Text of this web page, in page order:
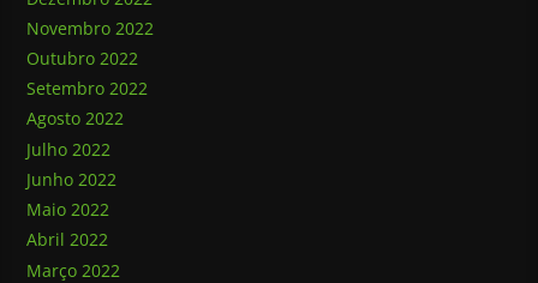
Novembro 2022
Outubro 2022
Setembro 2022
Agosto 2022
Julho 2022
Junho 2022
Maio 2022
Abril 2022
Março 2022